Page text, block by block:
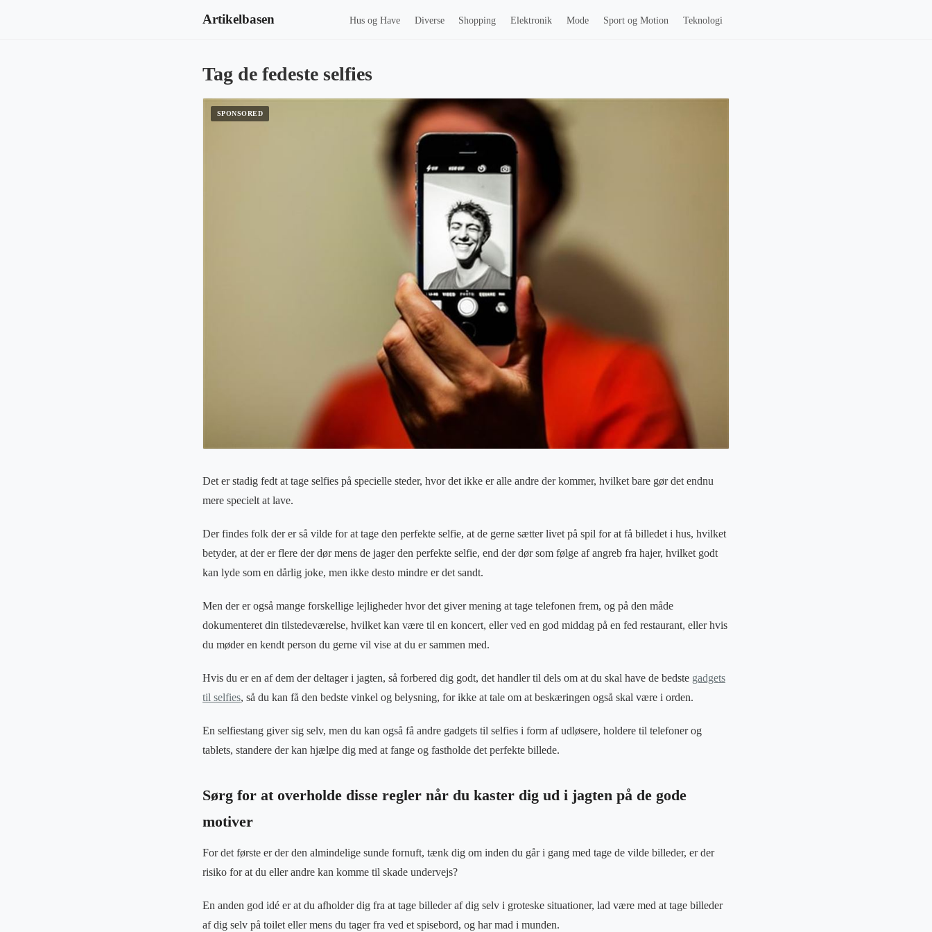
Artikelbasen Hus og Have Diverse Shopping Elektronik Mode Sport og Motion Teknologi
Tag de fedeste selfies
Det er stadig fedt at tage selfies på specielle steder, hvor det ikke er alle andre der kommer, hvilket bare gør det endnu
mere specielt at lave.
Der findes folk der er så vilde for at tage den perfekte selfie, at de gerne sætter livet på spil for at få billedet i hus, hvilket
betyder, at der er flere der dør mens de jager den perfekte selfie, end der dør som følge af angreb fra hajer, hvilket godt
kan lyde som en dårlig joke, men ikke desto mindre er det sandt.
Men der er også mange forskellige lejligheder hvor det giver mening at tage telefonen frem, og på den måde
dokumenteret din tilstedeværelse, hvilket kan være til en koncert, eller ved en god middag på en fed restaurant, eller hvis
du møder en kendt person du gerne vil vise at du er sammen med.
Hvis du er en af dem der deltager i jagten, så forbered dig godt, det handler til dels om at du skal have de bedste gadgets
til selfies, så du kan få den bedste vinkel og belysning, for ikke at tale om at beskæringen også skal være i orden.
En selfiestang giver sig selv, men du kan også få andre gadgets til selfies i form af udløsere, holdere til telefoner og
tablets, standere der kan hjælpe dig med at fange og fastholde det perfekte billede.
Sørg for at overholde disse regler når du kaster dig ud i jagten på de gode
motiver
For det første er der den almindelige sunde fornuft, tænk dig om inden du går i gang med tage de vilde billeder, er der
risiko for at du eller andre kan komme til skade undervejs?
En anden god idé er at du afholder dig fra at tage billeder af dig selv i groteske situationer, lad være med at tage billeder
af dig selv på toilet eller mens du tager fra ved et spisebord, og har mad i munden.